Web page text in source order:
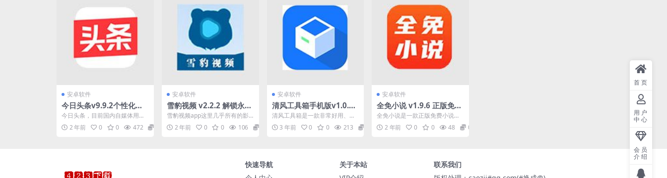
安卓软件
今日头条v9.9.2个性化新
闻资讯推荐引擎去除广告
纯净版
今日头条，目前国内自媒体用户
最多的资讯平台。今日头条是一
款基于数据化挖掘的个性化...
2 年前 0 0 472
安卓软件
雪豹视频 v2.2.2 解锁永久
会员版
雪豹视频app这里几乎所有的影
片都能直接看的，不需要你像其
他的平台去花钱开会员。...
2 年前 0 0 106
安卓软件
清风工具箱手机版v1.0.3
实用的多功能工具箱软件
清风工具箱是一款非常好用、实
用的多功能工具箱软件。 该软件
界面纯净、操作简单、功...
3 年前 0 0 213
安卓软件
全免小说 v1.9.6 正版免费
小说软件，千万小说云集
全免小说是一款正版免费小说软
件。千万小说云集， 各种宠文爽
文一网打尽。光速更新小...
2 年前 0 0 48 0
快速导航
关于本站
联系我们
首页
用户
中心
会员
介绍